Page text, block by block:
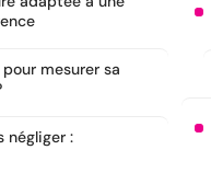
mesurer sa
négliger :